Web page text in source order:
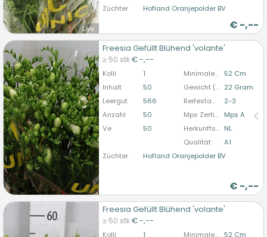
Live
Züchter
Hofland Oranjepolder BV
€ -,--
Freesia Gefüllt Blühend 'volante'
≥ 50 stk€ -,--
Kolli 1 Minimale Stiellänge
52 Cm
Inhalt
50 Gewicht (durchschn.) 22 Gram
Leergut
566 Reifestadium
2-3
Anzahl
50 Mps Zertifizierung
Mps A
Ve
50 Herkunftsland NL
Qualität
A1
Züchter
Hofland Oranjepolder BV
€ -,--
Freesia Gefüllt Blühend 'volante'
U moet ingelogd zijn om te kunnen kopen.
Hier
bitte anmelden
Freesia Gefüllt Blühend 'volante'
≥ 50 stk€ -,--
Kolli 1 Minimale Stiellänge
52 Cm
Freesia Gefüllt Blühend 'volante'
U moet ingelogd zijn om te kunnen kopen.
Hier